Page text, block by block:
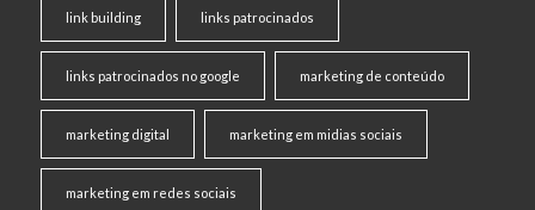
link building links patrocinados
links patrocinados no google marketing de conteúdo
marketing digital marketing em midias sociais
marketing em redes sociais